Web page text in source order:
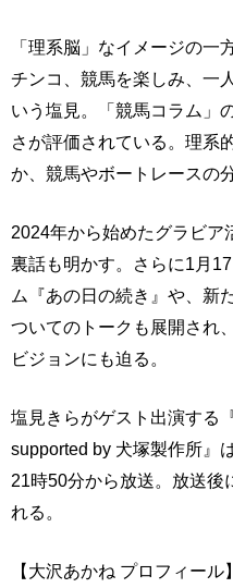
「理系脳」なイメージの
チンコ、競馬を楽しみ、一
いう塩見。「競馬コラム」
さが評価されている。理系
か、競馬やボートレースの
2024年から始めたグラビア
裏話も明かす。さらに1月
ム『あの日の続き』や、新
ついてのトークも展開され
ビジョンにも迫る。
塩見きらがゲスト出演する
supported by 犬塚製作所』
21時50分から放送。放送後
れる。
【大沢あかね プロフィール】